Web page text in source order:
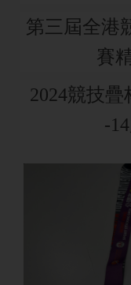
第三屆全港
賽
2024競技
-